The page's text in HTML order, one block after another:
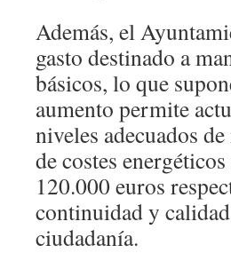
Además, el
gasto destinado a
básicos, lo que
aumento permite
niveles adecuados
de costes
120.000 euros
continuidad y
ciudadanía.